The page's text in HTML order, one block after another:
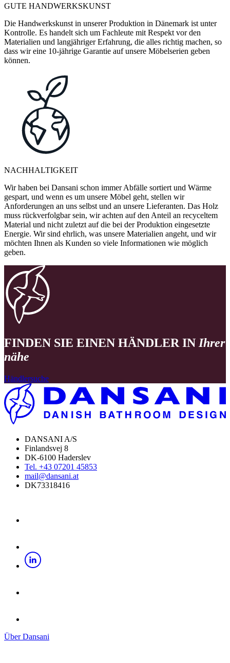
GUTE HANDWERKSKUNST
Die Handwerkskunst in unserer Produktion in Dänemark ist unter
Kontrolle. Es handelt sich um Fachleute mit Respekt vor den
Materialien und langjähriger Erfahrung, die alles richtig machen, so
dass wir eine 10-jährige Garantie auf unsere Möbelserien geben
können.
NACHHALTIGKEIT
Wir haben bei Dansani schon immer Abfälle sortiert und Wärme
gespart, und wenn es um unsere Möbel geht, stellen wir
Anforderungen an uns selbst und an unsere Lieferanten. Das Holz
muss rückverfolgbar sein, wir achten auf den Anteil an recyceltem
Material und nicht zuletzt auf die bei der Produktion eingesetzte
Energie. Wir sind ehrlich, was unsere Materialien angeht, und wir
möchten Ihnen als Kunden so viele Informationen wie möglich
geben.
FINDEN SIE EINEN HÄNDLER IN Ihrer
nähe
Händlersuche
DANSANI A/S
Finlandsvej 8
DK-6100 Haderslev
Tel. +43 07201 45853
mail@dansani.at
DK73318416
Über Dansani